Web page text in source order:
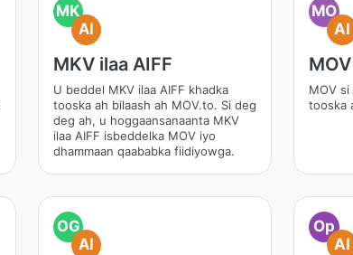
MK
AI
MKV ilaa AIFF
U beddel MKV ilaa AIFF khadka
tooska ah bilaash ah MOV.to. Si deg
deg ah, u hoggaansanaanta MKV
ilaa AIFF isbeddelka MOV iyo
dhammaan qaababka fiidiyowga.
MO
AI
MOV
tooska
OG
AI
Op
AI